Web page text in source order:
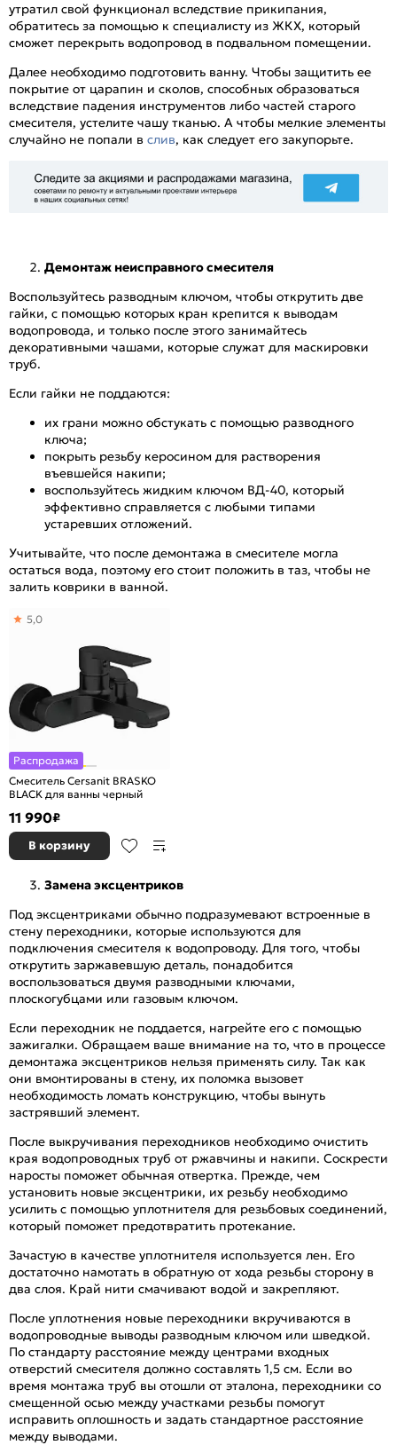
утратил свой функционал вследствие прикипания,
обратитесь за помощью к специалисту из ЖКХ, который
сможет перекрыть водопровод в подвальном помещении.
Далее необходимо подготовить ванну. Чтобы защитить ее
покрытие от царапин и сколов, способных образоваться
вследствие падения инструментов либо частей старого
смесителя, устелите чашу тканью. А чтобы мелкие элементы
случайно не попали в слив, как следует его закупорьте.
Демонтаж неисправного смесителя
Воспользуйтесь разводным ключом, чтобы открутить две
гайки, с помощью которых кран крепится к выводам
водопровода, и только после этого занимайтесь
декоративными чашами, которые служат для маскировки
труб.
Если гайки не поддаются:
их грани можно обстукать с помощью разводного
ключа;
покрыть резьбу керосином для растворения
въевшейся накипи;
воспользуйтесь жидким ключом ВД-40, который
эффективно справляется с любыми типами
устаревших отложений.
Учитывайте, что после демонтажа в смесителе могла
остаться вода, поэтому его стоит положить в таз, чтобы не
залить коврики в ванной.
Распродажа
Смеситель Cersanit BRASKO
BLACK для ванны черный
5,0
11 990₽
В корзину
Замена эксцентриков
Под эксцентриками обычно подразумевают встроенные в
стену переходники, которые используются для
подключения смесителя к водопроводу. Для того, чтобы
открутить заржавевшую деталь, понадобится
воспользоваться двумя разводными ключами,
плоскогубцами или газовым ключом.
Если переходник не поддается, нагрейте его с помощью
зажигалки. Обращаем ваше внимание на то, что в процессе
демонтажа эксцентриков нельзя применять силу. Так как
они вмонтированы в стену, их поломка вызовет
необходимость ломать конструкцию, чтобы вынуть
застрявший элемент.
После выкручивания переходников необходимо очистить
края водопроводных труб от ржавчины и накипи. Соскрести
наросты поможет обычная отвертка. Прежде, чем
установить новые эксцентрики, их резьбу необходимо
усилить с помощью уплотнителя для резьбовых соединений,
который поможет предотвратить протекание.
Зачастую в качестве уплотнителя используется лен. Его
достаточно намотать в обратную от хода резьбы сторону в
два слоя. Край нити смачивают водой и закрепляют.
После уплотнения новые переходники вкручиваются в
водопроводные выводы разводным ключом или шведкой.
По стандарту расстояние между центрами входных
отверстий смесителя должно составлять 1,5 см. Если во
время монтажа труб вы отошли от эталона, переходники со
смещенной осью между участками резьбы помогут
исправить оплошность и задать стандартное расстояние
между выводами.